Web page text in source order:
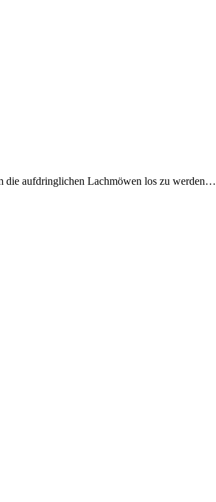
die aufdringlichen Lachmöwen los zu werden…